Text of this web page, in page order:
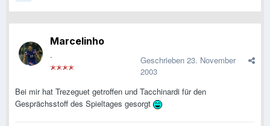
Marcelinho
. Geschrieben 23. November
2003
Bei mir hat Trezeguet getroffen und Tacchinardi für den
Gesprächsstoff des Spieltages gesorgt